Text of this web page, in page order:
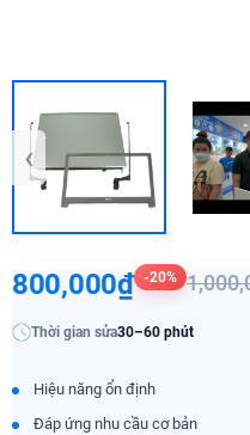
‹
800,000₫ -20%
Thời gian sửa30–60 phút
Hiệu năng ổn định
Đáp ứng nhu cầu cơ bản